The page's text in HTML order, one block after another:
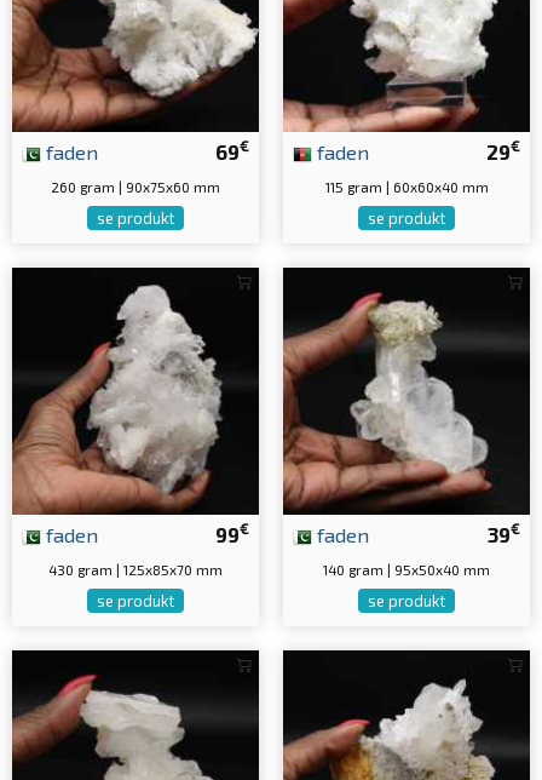
69€
faden
260 gram | 90x75x60 mm
se produkt
29€
faden
115 gram | 60x60x40 mm
se produkt
99€
faden
430 gram | 125x85x70 mm
se produkt
39€
faden
140 gram | 95x50x40 mm
se produkt